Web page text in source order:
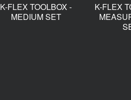
K-FLEX TOOLBOX -
MEDIUM SET
K-FLEX